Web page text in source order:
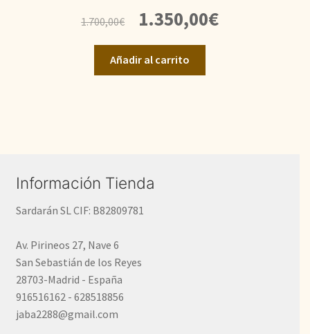
1.700,00€
precio
original
era:
1.700,00€.
1.350,00€El
precio
Añadir al carrito
Información Tienda
Sardarán SL CIF: B82809781
Av. Pirineos 27, Nave 6
San Sebastián de los Reyes
28703-Madrid - España
916516162 - 628518856
jaba2288@gmail.com